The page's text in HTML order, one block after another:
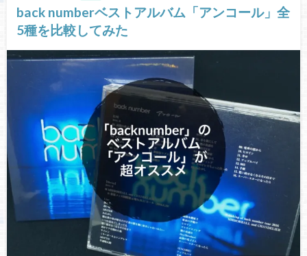
back numberベストアルバム「アンコール」全
5種を比較してみた